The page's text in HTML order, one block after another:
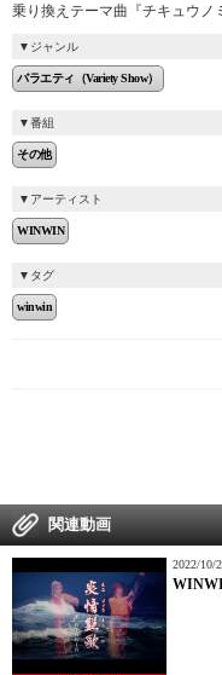
乗り換えテーマ曲『チキュウノ
ジャンル
バラエティ（Variety Show）
番組
その他
アーティスト
WINWIN
タグ
winwin
関連動画
2022/10/